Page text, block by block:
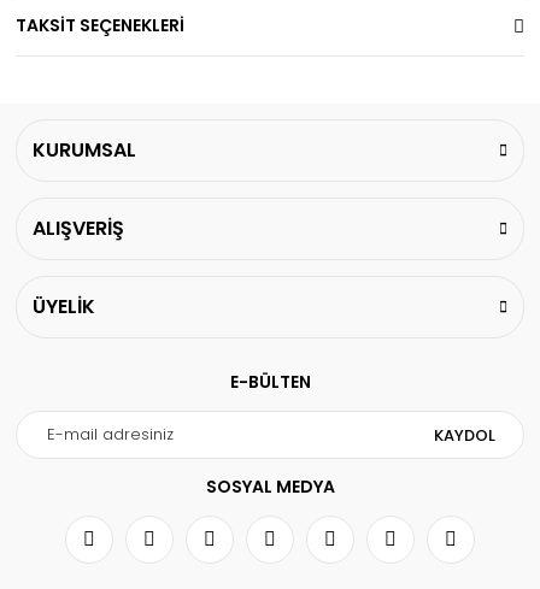
TAKSİT SEÇENEKLERİ
KURUMSAL
ALIŞVERİŞ
ÜYELİK
E-BÜLTEN
KAYDOL
SOSYAL MEDYA